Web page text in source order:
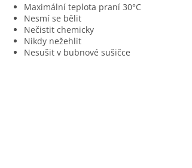
Maximální teplota praní 30°C
Nesmí se bělit
Nečistit chemicky
Nikdy nežehlit
Nesušit v bubnové sušičce